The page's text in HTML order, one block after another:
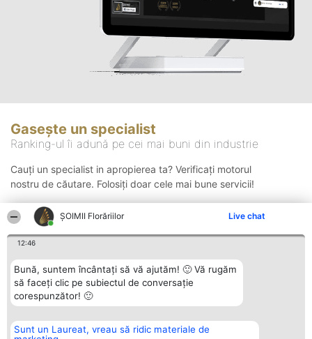
ȘOIMII Florăriilor Live chat
12:46
Bună, suntem încântați să vă ajutăm! 🙂 Vă rugăm
să faceți clic pe subiectul de conversație
corespunzător! 🙂
Sunt un Laureat, vreau să ridic materiale de
Gasește un specialist
Ranking-ul îi adună pe cei mai buni din industrie
Cauți un specialist in apropierea ta? Verificați motorul
nostru de căutare. Folosiți doar cele mai bune servicii!
Organizator Ranking Plebiscyt Contact